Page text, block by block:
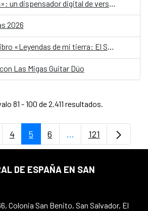
2026
Presentación de libro «Leyendas de mi tierra: El Salvador»
Las Migas Guitar Dúo
81 - 100 de 2.411 resultados.
intermedias Use TAB para
Página
4 Página
5 Página
6 ...PáginasPágina
121
DE ESPAÑA EN SAN
Colonia San Benito, San Salvador, El